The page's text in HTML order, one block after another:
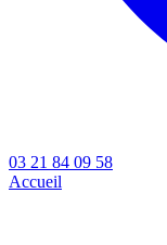
03 21 84 09 58
Accueil